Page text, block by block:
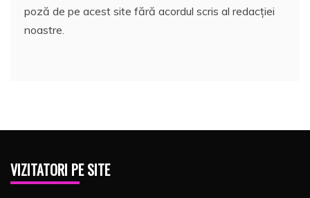
poză de pe acest site fără acordul scris al redacției
noastre.
VIZITATORI PE SITE